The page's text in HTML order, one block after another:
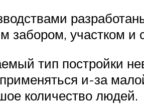
забором, участком
тип постройки
и-за
количество людей.